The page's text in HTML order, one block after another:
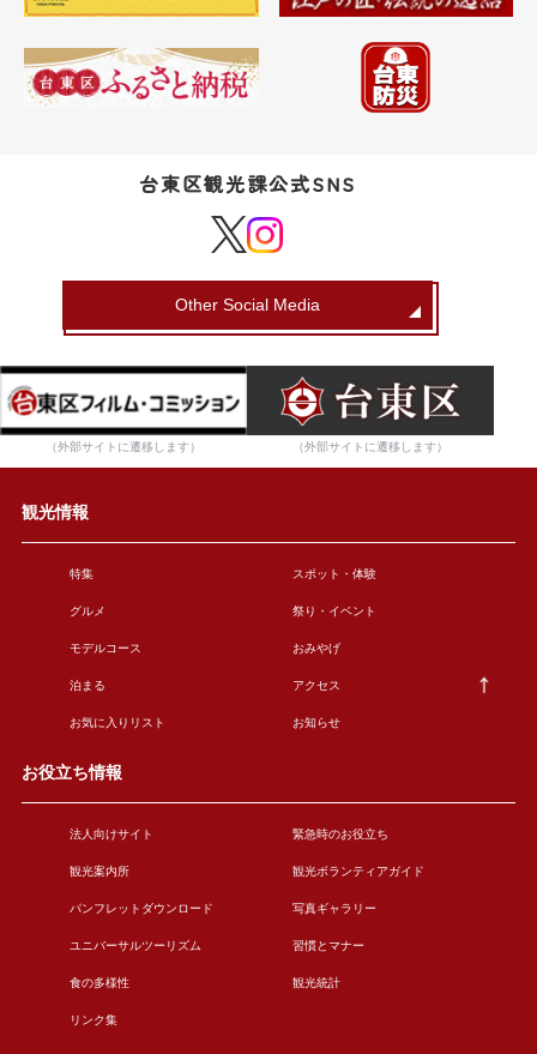
台東区観光課公式SNS
Other Social Media
（外部サイトに遷移します） （外部サイトに遷移します）
観光情報
特集 スポット・体験
グルメ 祭り・イベント
モデルコース おみやげ
泊まる アクセス
お気に入りリスト お知らせ
お役立ち情報
法人向けサイト 緊急時のお役立ち
観光案内所 観光ボランティアガイド
パンフレットダウンロード 写真ギャラリー
ユニバーサルツーリズム 習慣とマナー
食の多様性 観光統計
リンク集